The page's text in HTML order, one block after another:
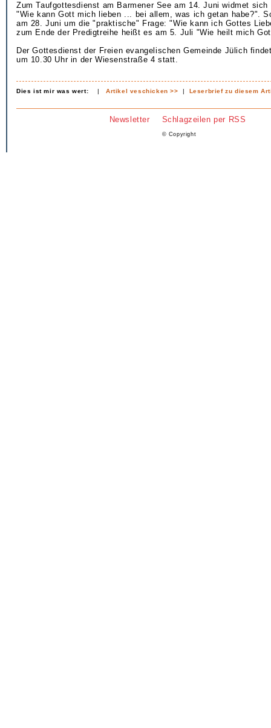
Zum Taufgottesdienst am Barmener See am 14. Juni widmet sich
"Wie kann Gott mich lieben ... bei allem, was ich getan habe?".
am 28. Juni um die "praktische" Frage: "Wie kann ich Gottes
zum Ende der Predigtreihe heißt es am 5. Juli "Wie heilt mich
Der Gottesdienst der Freien evangelischen Gemeinde Jülich
um 10.30 Uhr in der Wiesenstraße 4 statt.
Dies ist mir was wert: |Artikel veschicken >> | Leserbrief zu diesem
Newsletter Schlagzeilen per RSS
© Copyright